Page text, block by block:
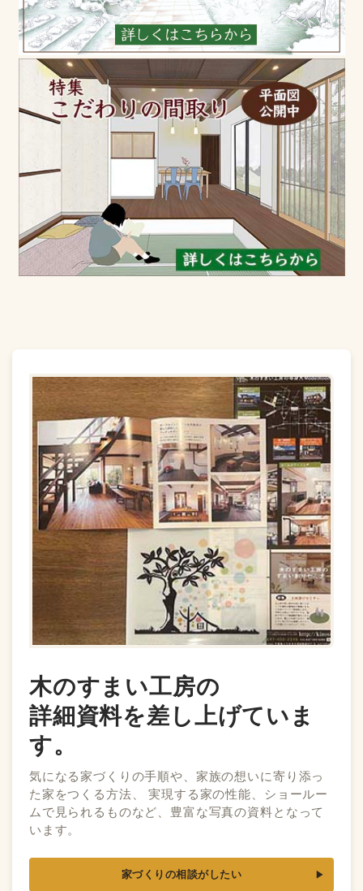
木のすまい工房の
詳細資料を差し上げていま
す。
気になる家づくりの手順や、家族の想いに寄り添っ
た家をつくる方法、 実現する家の性能、ショールー
ムで見られるものなど、豊富な写真の資料となって
います。
家づくりの相談がしたい